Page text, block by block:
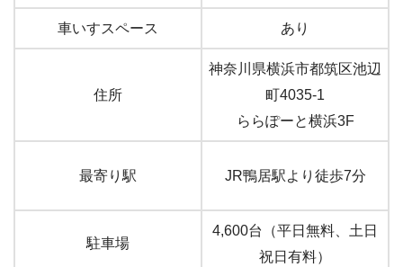
車いすスペース あり
住所
神奈川県横浜市都筑区池辺
町4035-1
ららぽーと横浜3F
最寄り駅 JR鴨居駅より徒歩7分
駐車場
4,600台（平日無料、土日
祝日有料）